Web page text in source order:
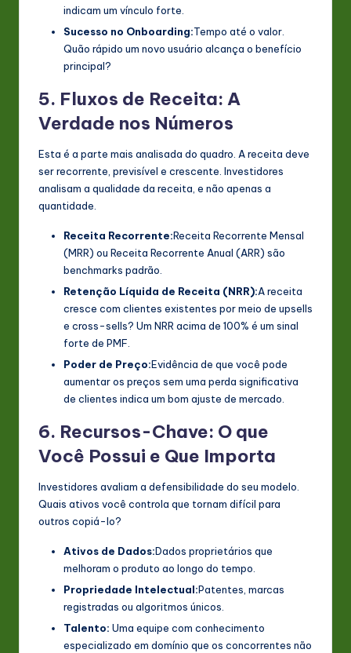
indicam um vínculo forte.
Sucesso no Onboarding:Tempo até o valor.
Quão rápido um novo usuário alcança o benefício
principal?
5. Fluxos de Receita: A
Verdade nos Números
Esta é a parte mais analisada do quadro. A receita deve
ser recorrente, previsível e crescente. Investidores
analisam a qualidade da receita, e não apenas a
quantidade.
Receita Recorrente:Receita Recorrente Mensal
(MRR) ou Receita Recorrente Anual (ARR) são
benchmarks padrão.
Retenção Líquida de Receita (NRR):A receita
cresce com clientes existentes por meio de upsells
e cross-sells? Um NRR acima de 100% é um sinal
forte de PMF.
Poder de Preço:Evidência de que você pode
aumentar os preços sem uma perda significativa
de clientes indica um bom ajuste de mercado.
6. Recursos-Chave: O que
Você Possui e Que Importa
Investidores avaliam a defensibilidade do seu modelo.
Quais ativos você controla que tornam difícil para
outros copiá-lo?
Ativos de Dados:Dados proprietários que
melhoram o produto ao longo do tempo.
Propriedade Intelectual:Patentes, marcas
registradas ou algoritmos únicos.
Talento: Uma equipe com conhecimento
especializado em domínio que os concorrentes não